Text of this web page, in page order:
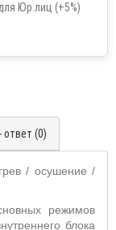
Юр.лиц (+5%)
ответ (0)
/ осушение /
режимов
блока